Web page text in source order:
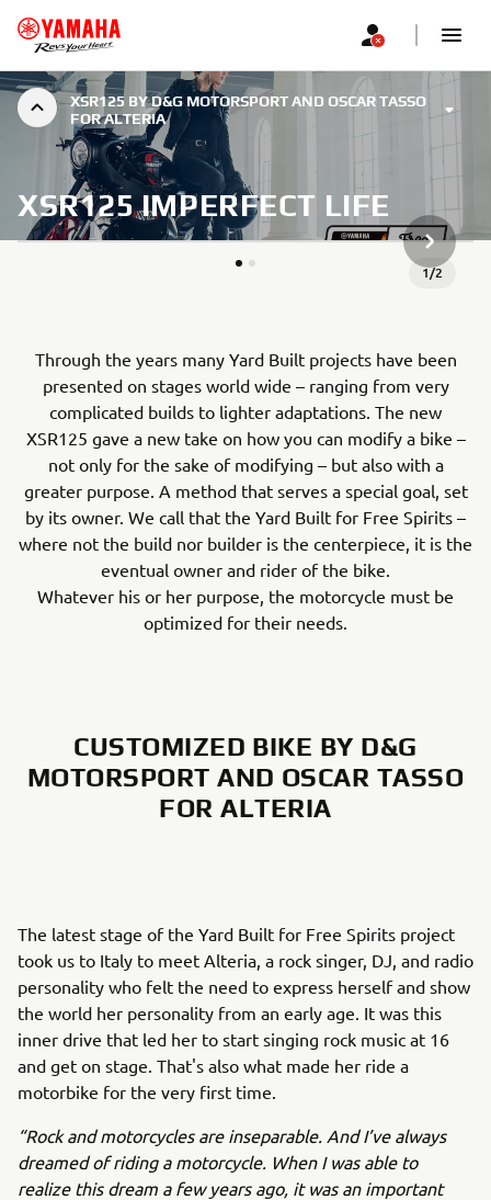
XSR125 BY D&G MOTORSPORT AND OSCAR TASSO
FOR ALTERIA
XSR125 IMPERFECT LIFE
1/2
NEXT
Through the years many Yard Built projects have been
presented on stages world wide – ranging from very
complicated builds to lighter adaptations. The new
XSR125 gave a new take on how you can modify a bike –
not only for the sake of modifying – but also with a
greater purpose. A method that serves a special goal, set
by its owner. We call that the Yard Built for Free Spirits –
where not the build nor builder is the centerpiece, it is the
eventual owner and rider of the bike.
Whatever his or her purpose, the motorcycle must be
optimized for their needs.
CUSTOMIZED BIKE BY D&G
MOTORSPORT AND OSCAR TASSO
FOR ALTERIA
The latest stage of the Yard Built for Free Spirits project
took us to Italy to meet Alteria, a rock singer, DJ, and radio
personality who felt the need to express herself and show
the world her personality from an early age. It was this
inner drive that led her to start singing rock music at 16
and get on stage. That's also what made her ride a
motorbike for the very first time.
“Rock and motorcycles are inseparable. And I’ve always
dreamed of riding a motorcycle. When I was able to
realize this dream a few years ago, it was an important